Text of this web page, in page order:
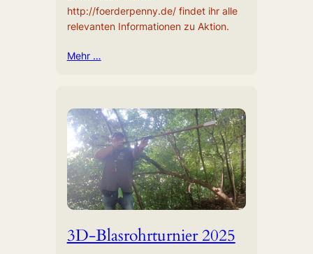
http://foerderpenny.de/ findet ihr alle
relevanten Informationen zu Aktion.
Mehr …
3D-Blasrohrturnier 2025